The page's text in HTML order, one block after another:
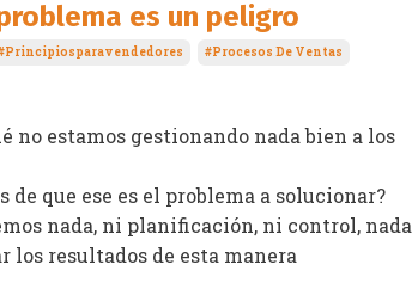
es un peligro
#procesos De Ventas
no estamos gestionando nada bien a los
de que ese es el problema a solucionar?
nada, ni planificación, ni control, nada
los resultados de esta manera